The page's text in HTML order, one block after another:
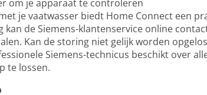
om je apparaat te controleren
je vaatwasser biedt Home Connect een
kan de Siemens-klantenservice online
Kan de storing niet gelijk worden
Siemens-technicus beschikt over
te lossen.